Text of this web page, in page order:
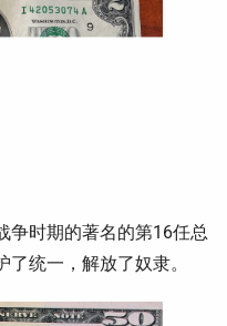
争时期的著名的第16任总
统一，解放了奴隶。